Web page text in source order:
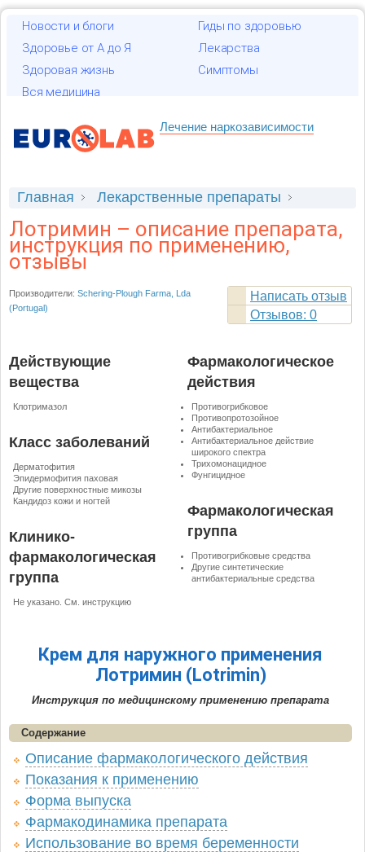
Новости и блоги
Гиды по здоровью
Здоровье от А до Я
Лекарства
Здоровая жизнь
Симптомы
Вся медицина
Лечение наркозависимости
Главная
Лекарственные препараты
Лотримин
Лотримин – описание препарата,
инструкция по применению,
отзывы
Написать отзыв
Отзывов: 0
Производители: Schering-Plough Farma, Lda
(Portugal)
Действующие
вещества
Клотримазол
Класс заболеваний
Дерматофития
Эпидермофития паховая
Другие поверхностные микозы
Кандидоз кожи и ногтей
Клинико-
фармакологическая
группа
Не указано. См. инструкцию
Фармакологическое
действия
Противогрибковое
Противопротозойное
Антибактериальное
Антибактериальное действие
широкого спектра
Трихомонацидное
Фунгицидное
Фармакологическая
группа
Противогрибковые средства
Другие синтетические
антибактериальные средства
Крем для наружного применения
Лотримин (Lotrimin)
Инструкция по медицинскому применению препарата
Содержание
Описание фармакологического действия
Показания к применению
Форма выпуска
Фармакодинамика препарата
Использование во время беременности